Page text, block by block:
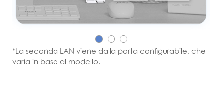
*La seconda LAN viene dalla porta configurabile, che
varia in base al modello.